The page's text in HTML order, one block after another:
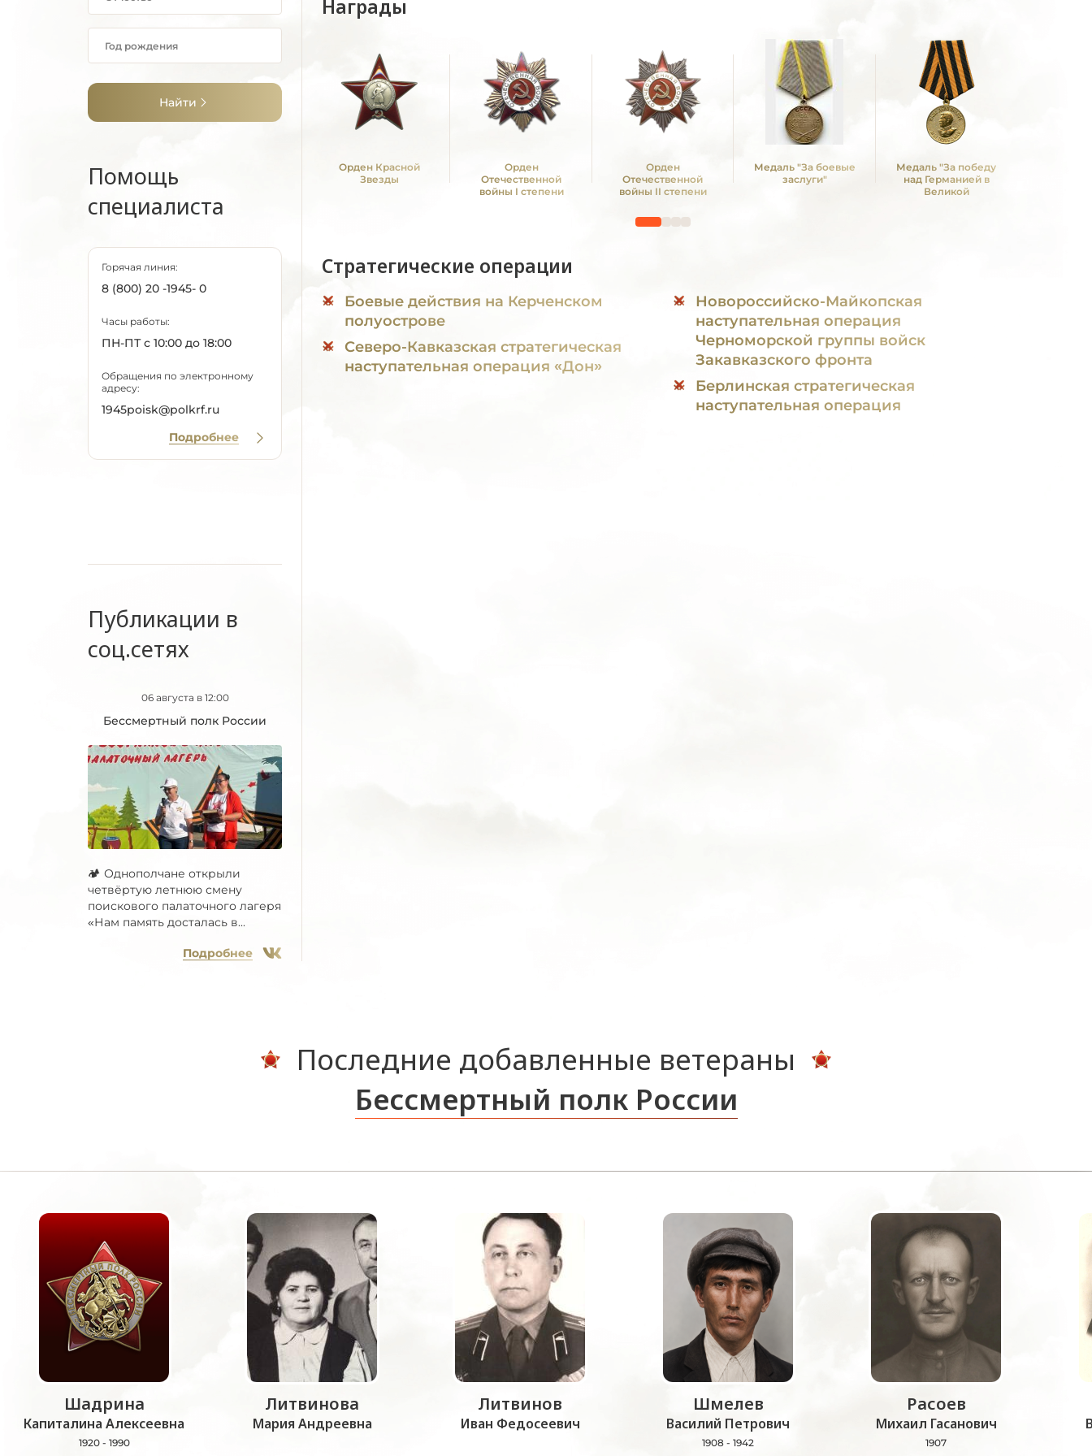
Найти
Помощь
специалиста
Горячая линия:
8 (800) 20 -1945- 0
Часы работы:
ПН-ПТ с 10:00 до 18:00
Обращения по электронному
адресу:
1945poisk@polkrf.ru
Подробнее
Публикации в
соц.сетях
06 августа в 12:00
Бессмертный полк России
🏕 Однополчане открыли
четвёртую летнюю смену
поискового палаточного лагеря
«Нам память досталась в...
Подробнее
Награды
Орден Красной
Звезды
Орден
Отечественной
войны I степени
Орден
Отечественной
войны II степени
Медаль "За боевые
заслуги"
Медаль "За победу
над Германией в
Великой
Стратегические операции
Боевые действия на Керченском
полуострове
Северо-Кавказская стратегическая
наступательная операция «Дон»
Новороссийско-Майкопская
наступательная операция
Черноморской группы войск
Закавказского фронта
Берлинская стратегическая
наступательная операция
Последние добавленные ветераны
Бессмертный полк России
Шадрина
Капиталина Алексеевна
1920 - 1990
Литвинова
Мария Андреевна
Литвинов
Иван Федосеевич
Шмелев
Василий Петрович
1908 - 1942
Расоев
Михаил Гасанович
1907